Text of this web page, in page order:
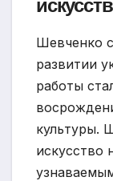
Шевченко
развитии
работы
культуры.
искусство